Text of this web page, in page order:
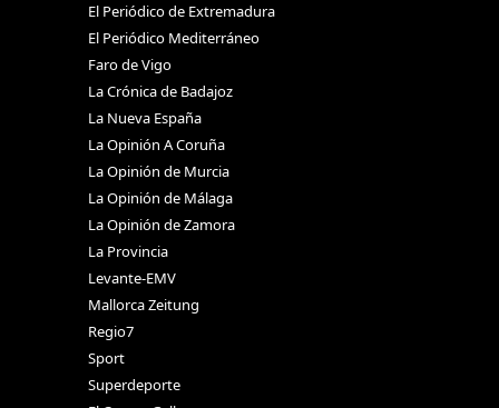
El Periódico de Extremadura
El Periódico Mediterráneo
Faro de Vigo
La Crónica de Badajoz
La Nueva España
La Opinión A Coruña
La Opinión de Murcia
La Opinión de Málaga
La Opinión de Zamora
La Provincia
Levante-EMV
Mallorca Zeitung
Regio7
Sport
Superdeporte